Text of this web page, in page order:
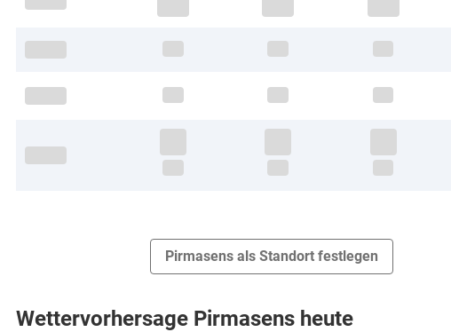
Pirmasens als Standort festlegen
Wettervorhersage Pirmasens heute